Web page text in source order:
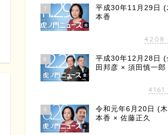
7
平成30年11月29日 (
本香
4208
8
平成30年12月28日 (
田邦彦 × 須田慎一郎
4161
9
令和元年6月20日 (
本香 × 佐藤正久